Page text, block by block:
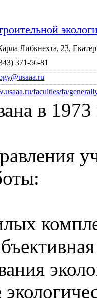
Либкнехта, 23,
371-56-81
faculties/fa/
в 1973